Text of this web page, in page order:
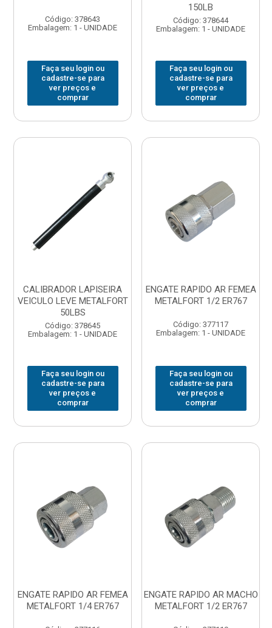
Código: 378643
Embalagem: 1 - UNIDADE
Faça seu login ou
cadastre-se para
ver preços e
comprar
150LB
Código: 378644
Embalagem: 1 - UNIDADE
Faça seu login ou
cadastre-se para
ver preços e
comprar
CALIBRADOR LAPISEIRA
VEICULO LEVE METALFORT
50LBS
Código: 378645
Embalagem: 1 - UNIDADE
Faça seu login ou
cadastre-se para
ver preços e
comprar
ENGATE RAPIDO AR FEMEA
METALFORT 1/2 ER767
Código: 377117
Embalagem: 1 - UNIDADE
Faça seu login ou
cadastre-se para
ver preços e
comprar
ENGATE RAPIDO AR FEMEA
METALFORT 1/4 ER767
ENGATE RAPIDO AR MACHO
METALFORT 1/2 ER767